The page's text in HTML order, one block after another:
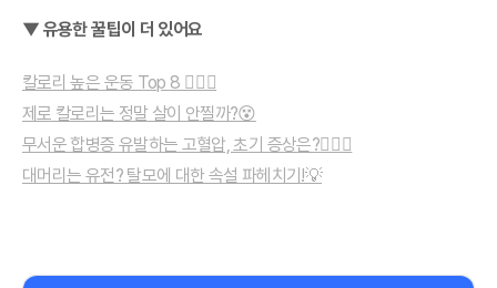
▼ 유용한 꿀팁이 더 있어요
칼로리 높은 운동 Top 8 🏋🏻‍♀️
제로 칼로리는 정말 살이 안찔까?😵
무서운 합병증 유발하는 고혈압, 초기 증상은?👨🏻‍⚕️
대머리는 유전? 탈모에 대한 속설 파헤치기!💡